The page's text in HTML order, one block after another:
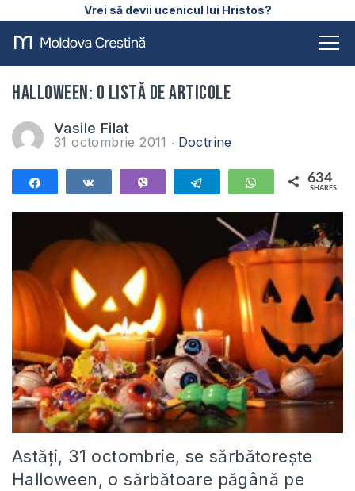
Vrei să devii ucenicul lui Hristos?
HALLOWEEN: o listă de articole
Vasile Filat
31 octombrie 2011 Doctrine
Telegram WhatsApp
634
SHARES
Astăţi, 31 octombrie, se sărbătoreşte
Halloween, o sărbătoare păgână pe